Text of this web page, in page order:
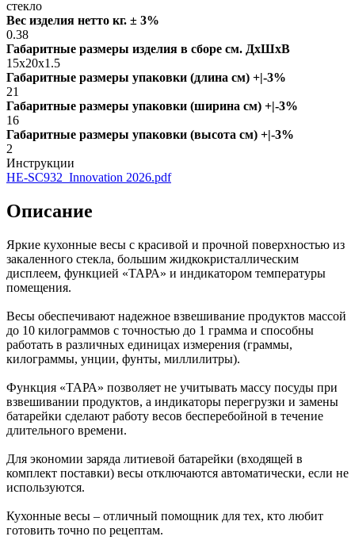
стекло
Вес изделия нетто кг. ± 3%
0.38
Габаритные размеры изделия в сборе см. ДxШxВ
15x20x1.5
Габаритные размеры упаковки (длина см) +|-3%
21
Габаритные размеры упаковки (ширина см) +|-3%
16
Габаритные размеры упаковки (высота см) +|-3%
2
Инструкции
HE-SC932_Innovation 2026.pdf
Описание
Яркие кухонные весы с красивой и прочной поверхностью из
закаленного стекла, большим жидкокристаллическим
дисплеем, функцией «ТАРА» и индикатором температуры
помещения.
Весы обеспечивают надежное взвешивание продуктов массой
до 10 килограммов с точностью до 1 грамма и способны
работать в различных единицах измерения (граммы,
килограммы, унции, фунты, миллилитры).
Функция «ТАРА» позволяет не учитывать массу посуды при
взвешивании продуктов, а индикаторы перегрузки и замены
батарейки сделают работу весов бесперебойной в течение
длительного времени.
Для экономии заряда литиевой батарейки (входящей в
комплект поставки) весы отключаются автоматически, если не
используются.
Кухонные весы – отличный помощник для тех, кто любит
готовить точно по рецептам.